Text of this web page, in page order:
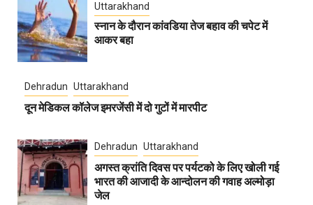
Uttarakhand
स्नान के दौरान कांवडिया तेज बहाव की चपेट में
आकर बहा
Dehradun Uttarakhand
दून मेडिकल कॉलेज इमरजेंसी में दो गुटों में मारपीट
Dehradun Uttarakhand
अगस्त क्रांति दिवस पर पर्यटको के लिए खोली गई
भारत की आजादी के आन्दोलन की गवाह अल्मोड़ा
जेल